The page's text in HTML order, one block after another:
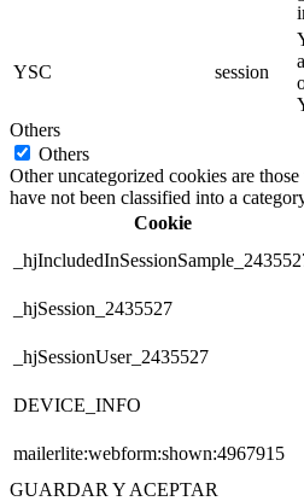
YSC session
Others
Others
Other uncategorized cookies are
have not been classified into a
Cookie
_hjSession_2435527
_hjSessionUser_2435527
DEVICE_INFO
mailerlite:webform:shown:4967915
GUARDAR Y ACEPTAR